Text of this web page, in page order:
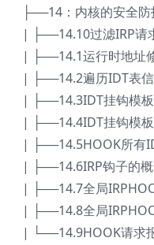
├──14：内核的安全防
| ├──14.10过滤IRP请
| ├──14.1运行时地址
| ├──14.2遍历IDT表
| ├──14.3IDT挂钩模
| ├──14.4IDT挂钩模
| ├──14.5HOOK所有
| ├──14.6IRP钩子的
| ├──14.7全局
| ├──14.8全局
| └──14.9HOOK请求